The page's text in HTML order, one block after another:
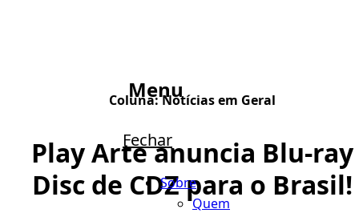
Menu
Fechar
Sobre
Quem
Coluna:Notícias em Geral
Play Arte anuncia Blu-ray
Disc de CDZ para o Brasil!